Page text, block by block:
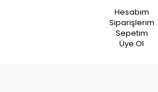
Hesabım
Siparişlerim
Sepetim
Üye Ol